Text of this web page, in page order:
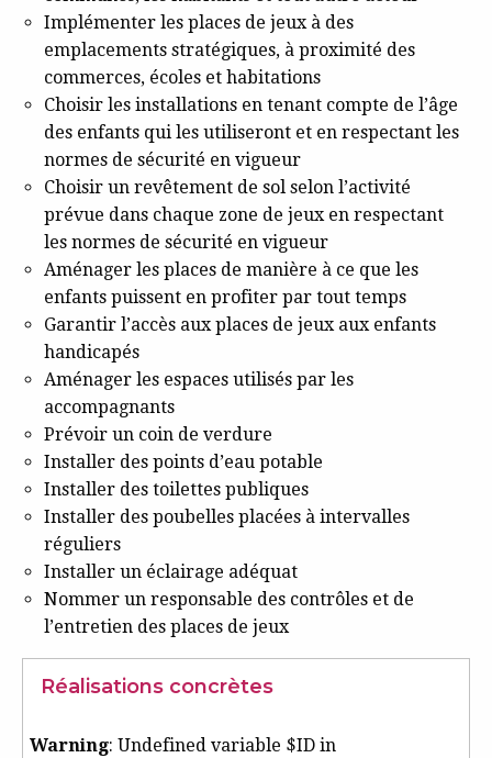
Implémenter les places de jeux à des
emplacements stratégiques, à proximité des
commerces, écoles et habitations
Choisir les installations en tenant compte de l’âge
des enfants qui les utiliseront et en respectant les
normes de sécurité en vigueur
Choisir un revêtement de sol selon l’activité
prévue dans chaque zone de jeux en respectant
les normes de sécurité en vigueur
Aménager les places de manière à ce que les
enfants puissent en profiter par tout temps
Garantir l’accès aux places de jeux aux enfants
handicapés
Aménager les espaces utilisés par les
accompagnants
Prévoir un coin de verdure
Installer des points d’eau potable
Installer des toilettes publiques
Installer des poubelles placées à intervalles
réguliers
Installer un éclairage adéquat
Nommer un responsable des contrôles et de
l’entretien des places de jeux
Réalisations concrètes
Warning: Undefined variable $ID in